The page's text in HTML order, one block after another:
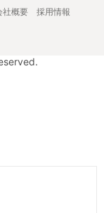
社概要
採用情報